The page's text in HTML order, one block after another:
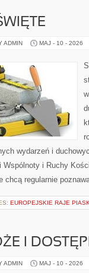
ADMIN MAJ - 10 - 2026
wydarzeń i
Wspólnoty i Ruchy
chcą regularnie
EUROPEJSKIE RAJE
I
ADMIN MAJ - 10 - 2026